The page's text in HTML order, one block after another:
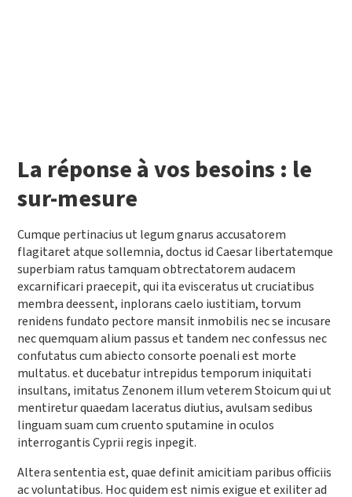
La réponse à vos besoins : le
sur-mesure
Cumque pertinacius ut legum gnarus accusatorem
flagitaret atque sollemnia, doctus id Caesar libertatemque
superbiam ratus tamquam obtrectatorem audacem
excarnificari praecepit, qui ita evisceratus ut cruciatibus
membra deessent, inplorans caelo iustitiam, torvum
renidens fundato pectore mansit inmobilis nec se incusare
nec quemquam alium passus et tandem nec confessus nec
confutatus cum abiecto consorte poenali est morte
multatus. et ducebatur intrepidus temporum iniquitati
insultans, imitatus Zenonem illum veterem Stoicum qui ut
mentiretur quaedam laceratus diutius, avulsam sedibus
linguam suam cum cruento sputamine in oculos
interrogantis Cyprii regis inpegit.
Altera sententia est, quae definit amicitiam paribus officiis
ac voluntatibus. Hoc quidem est nimis exigue et exiliter ad